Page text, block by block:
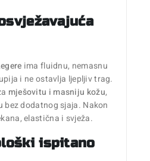
ima fluidnu, nemasnu
i ne ostavlja ljepljiv trag.
mješovitu i masniju kožu,
dodatnog sjaja. Nakon
elastična i svježa.
ispitano